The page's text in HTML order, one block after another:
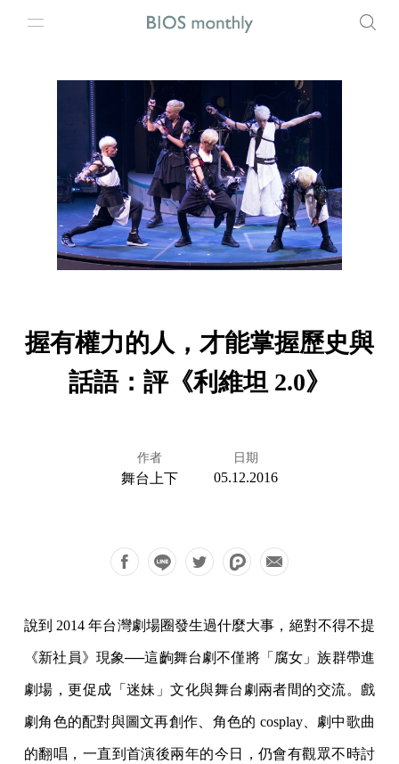
握有權力的人，才能掌握歷史與
話語：評《利維坦 2.0》
作者
舞台上下
日期
05.12.2016
說到 2014 年台灣劇場圈發生過什麼大事，絕對不得不提
《新社員》現象──這齣舞台劇不僅將「腐女」族群帶進
劇場，更促成「迷妹」文化與舞台劇兩者間的交流。戲
劇角色的配對與圖文再創作、角色的 cosplay、劇中歌曲
的翻唱，一直到首演後兩年的今日，仍會有觀眾不時討